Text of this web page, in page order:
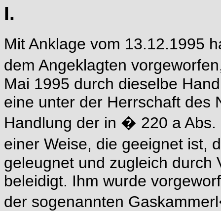
I.
Mit Anklage vom 13.12.1995
dem Angeklagten
Mai 1995 durch dieselbe
eine unter der Herrschaft des
Handlung der in � 220 a
einer Weise, die geeignet
geleugnet und zugleich durch
beleidigt. Ihm wurde
der sogenannten